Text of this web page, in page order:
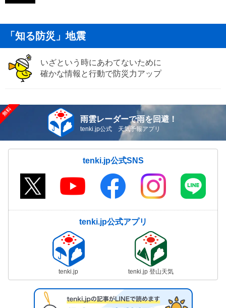
「知る防災」地震
いざという時にあわてないために
確かな情報と行動で防災力アップ
雨雲レーダーで雨を回避！
tenki.jp公式 天気予報アプリ
tenki.jp公式SNS
tenki.jp公式アプリ
tenki.jp tenki.jp 登山天気